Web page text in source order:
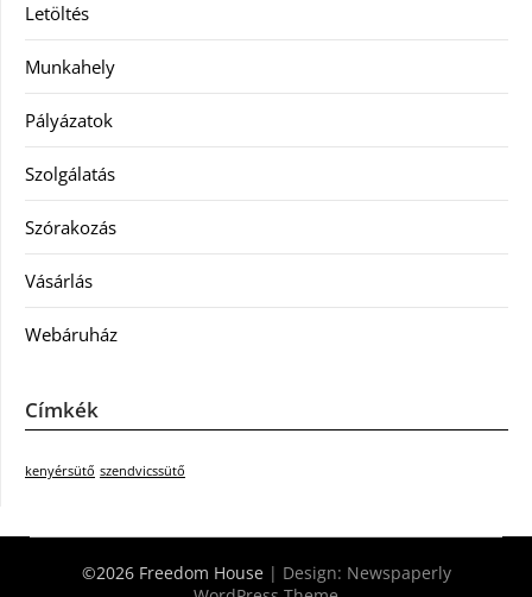
Letöltés
Munkahely
Pályázatok
Szolgálatás
Szórakozás
Vásárlás
Webáruház
Címkék
kenyérsütő szendvicssütő
©2026 Freedom House | Design: Newspaperly